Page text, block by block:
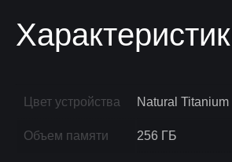
Цвет устройства Natural Titanium
Объем памяти 256 ГБ